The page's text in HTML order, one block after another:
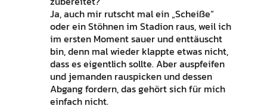
Ja, auch mir rutscht mal ein „Scheiße“
oder ein Stöhnen im Stadion raus, weil ich
im ersten Moment sauer und enttäuscht
bin, denn mal wieder klappte etwas nicht,
dass es eigentlich sollte. Aber auspfeifen
und jemanden rauspicken und dessen
Abgang fordern, das gehört sich für mich
einfach nicht.